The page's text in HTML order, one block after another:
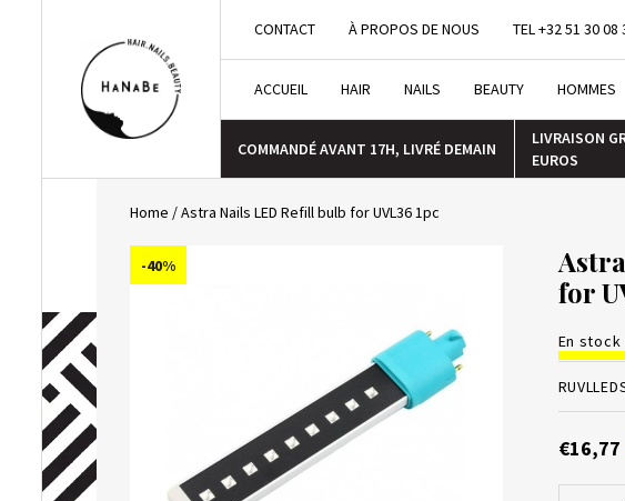
CONTACT À PROPOS DE NOUS TEL +32 51 30 08
ACCUEIL HAIR NAILS BEAUTY HOMMES
COMMANDÉ AVANT 17H, LIVRÉ DEMAIN
LIVRAISON
EUROS
Home /Astra Nails LED Refill bulb for UVL36 1pc
-40%
for
En
€16,77